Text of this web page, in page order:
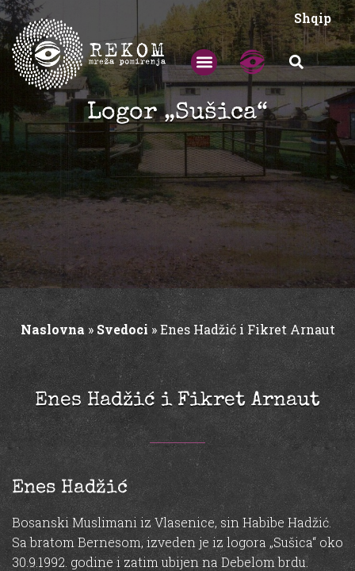
Shqip
Logor „Sušica“
Naslovna» Svedoci»Enes Hadžić i Fikret Arnaut
Enes Hadžić i Fikret Arnaut
Enes Hadžić
Bosanski Muslimani iz Vlasenice, sin Habibe Hadžić.
Sa bratom Bernesom, izveden je iz logora „Sušica“ oko
30.9.1992. godine i zatim ubijen na Debelom brdu.